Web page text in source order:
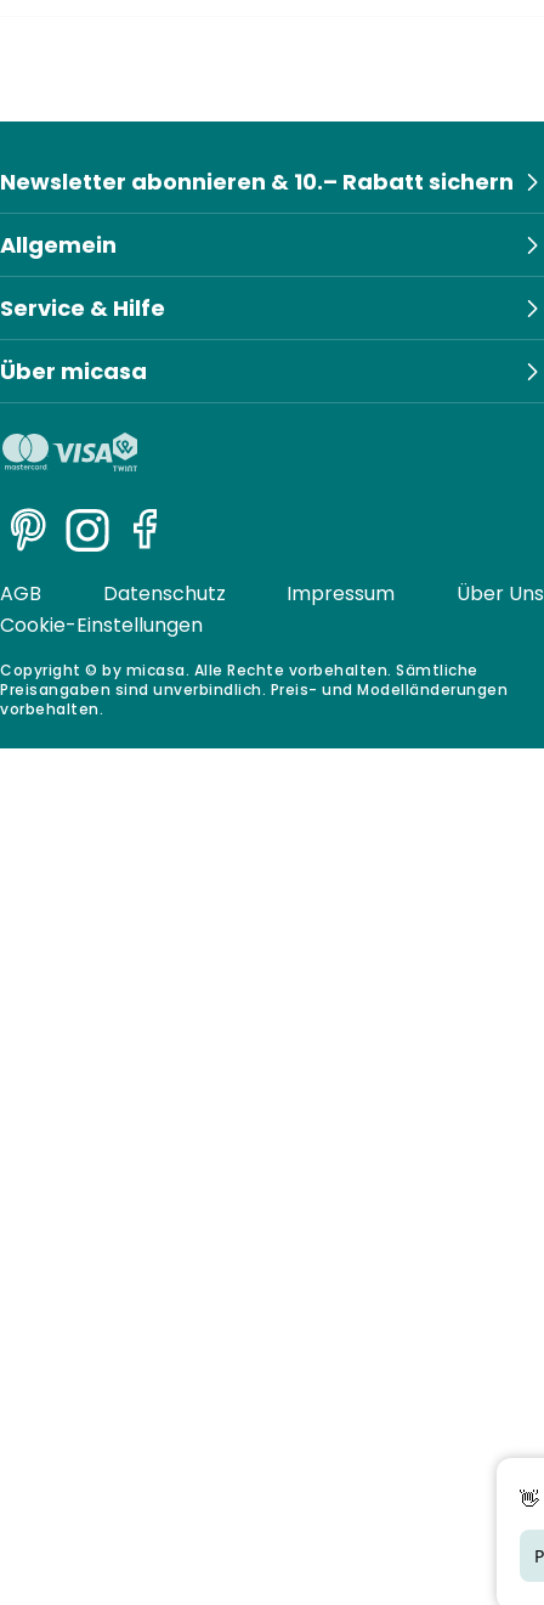
Allgemein
Service & Hilfe
Über micasa
Newsletter abonnieren & 10.– Rabatt sichern
PinterestInstagramFacebook
Copyright © by micasa. Alle Rechte vorbehalten. Sämtliche
Preisangaben sind unverbindlich. Preis- und Modelländerungen
vorbehalten.
AGB Datenschutz Impressum
Über Uns
Cookie-Einstellungen